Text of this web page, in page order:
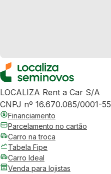
LOCALIZA Rent a Car S/A
CNPJ nº 16.670.085/0001-55
Financiamento
Parcelamento no cartão
Carro na troca
Tabela Fipe
Carro Ideal
Venda para lojistas